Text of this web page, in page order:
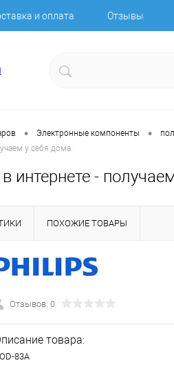
и оплата Отзывы
• Электронные компоненты •
у себя дома.
интернете -
ПОХОЖИЕ ТОВАРЫ
Отзывов: 0
товара:
83A